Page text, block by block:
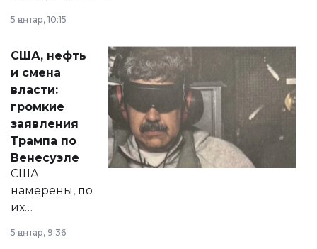
сразу несколько
актуальных тем —
от слухов о
политических
реформах до
вопросов армии,
экономики и
личного здоровья.
5 қаңтар, 10:15
США, нефть
и смена
власти:
громкие
заявления
Трампа по
Венесуэле
США
намерены, по
их
принести
5 қаңтар, 9:36